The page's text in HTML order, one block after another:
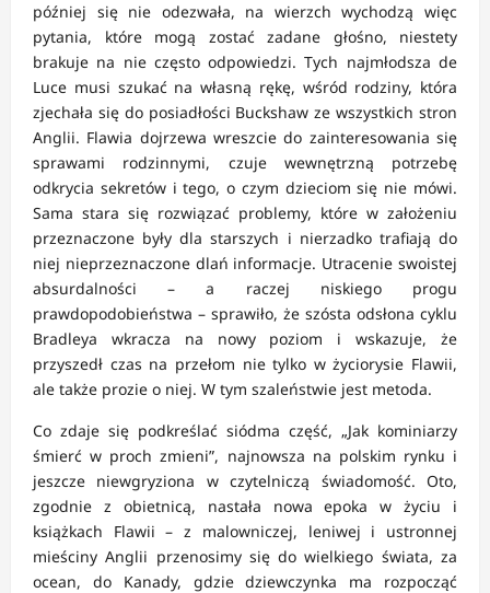
później się nie odezwała, na wierzch wychodzą więc
pytania, które mogą zostać zadane głośno, niestety
brakuje na nie często odpowiedzi. Tych najmłodsza de
Luce musi szukać na własną rękę, wśród rodziny, która
zjechała się do posiadłości Buckshaw ze wszystkich stron
Anglii. Flawia dojrzewa wreszcie do zainteresowania się
sprawami rodzinnymi, czuje wewnętrzną potrzebę
odkrycia sekretów i tego, o czym dzieciom się nie mówi.
Sama stara się rozwiązać problemy, które w założeniu
przeznaczone były dla starszych i nierzadko trafiają do
niej nieprzeznaczone dlań informacje. Utracenie swoistej
absurdalności – a raczej niskiego progu
prawdopodobieństwa – sprawiło, że szósta odsłona cyklu
Bradleya wkracza na nowy poziom i wskazuje, że
przyszedł czas na przełom nie tylko w życiorysie Flawii,
ale także prozie o niej. W tym szaleństwie jest metoda.
Co zdaje się podkreślać siódma część, „Jak kominiarzy
śmierć w proch zmieni”, najnowsza na polskim rynku i
jeszcze niewgryziona w czytelniczą świadomość. Oto,
zgodnie z obietnicą, nastała nowa epoka w życiu i
książkach Flawii – z malowniczej, leniwej i ustronnej
mieściny Anglii przenosimy się do wielkiego świata, za
ocean, do Kanady, gdzie dziewczynka ma rozpocząć